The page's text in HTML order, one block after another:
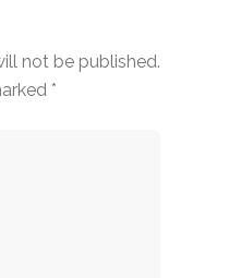
not be published.
*